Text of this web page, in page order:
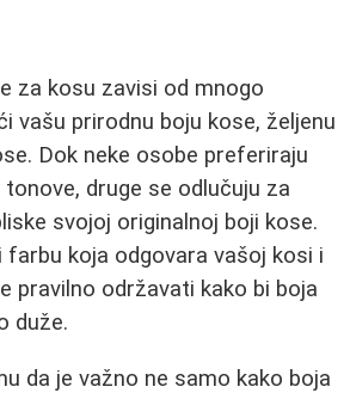
za kosu zavisi od mnogo
vašu prirodnu boju kose, željenu
Dok neke osobe preferiraju
druge se odlučuju za
svojoj originalnoj boji kose.
farbu koja odgovara vašoj kosi i
pravilno održavati kako bi boja
duže.
da je važno ne samo kako boja